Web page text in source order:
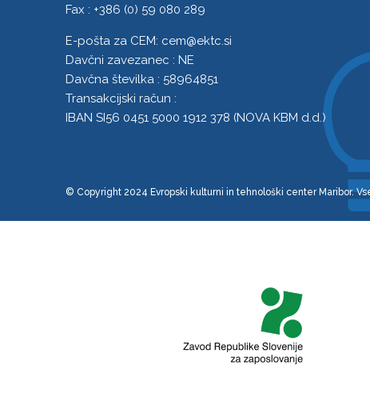
Fax : +386 (0) 59 080 289
E-pošta za CEM: cem@ektc.si
Davčni zavezanec : NE
Davčna številka : 58964851
Transakcijski račun :
IBAN SI56 0451 5000 1912 378 (NOVA KBM d.d.)
© Copyright 2024 Evropski kulturni in tehnološki center Maribor.